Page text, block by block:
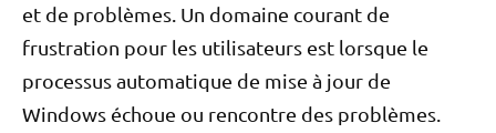
et de problèmes. Un domaine courant de
frustration pour les utilisateurs est lorsque le
processus automatique de mise à jour de
Windows échoue ou rencontre des problèmes.